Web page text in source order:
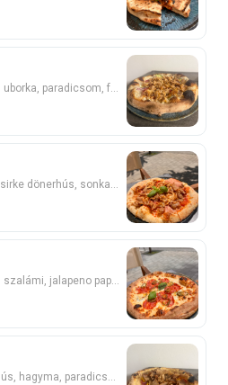
kapros alap, csirke dönerhús, uborka, paradicsom, feta, lilahagyma
paradicsomszósz, borjú és csirke dönerhús, sonka, szalámi, sajt
csípős-joghurtos alap, csípős szalámi, jalapeno paprika, mozzarella
csípős-joghurtos alap, borjú hús, hagyma, paradicsom, kukorica, jalapeno